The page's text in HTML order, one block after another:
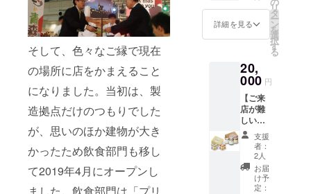
そして、色々なご縁で現在
の場所に店をかまえること
になりました。当初は、製
造拠点だけのつもりでした
が、思いのほか建物が大き
かったため飲食部門も移し
て2019年4月にオープンし
認くだ
原材料
加物等
の食品
商品の
ラベル
に表記
されま
す。商
品開封
前には
必ずお
届けの
リター
ンに貼
ルにて
しま
す。
日〜
2026年
2月28日
もり生
プリン
詰合
せ』 あ
おもり
生プリ
ン(塩カ
ラメ
ル)2個
〔生地
各120
ｇ〕、
『青い
森のク
め合わ
せ』 ク
マの
フィナ
ンシェ
(プレー
ン)1個
〔35
ｇ〕、
クマの
フィナ
ンシェ
円×10
枚） ・
イタリ
アンダ
グ
NATUR
E
CAFE（
ラン
チ・
ディ
ナー）
NATUR
E SHOP
でのお
詳細を見る
リ
タ
ー
ン
を
選
択
す
る
20,
000 円
【ご来
店が難
しい方
向けス
イーツ
セット
B】
『あお
もり生
支援
者：
2人
お届
け予
定：